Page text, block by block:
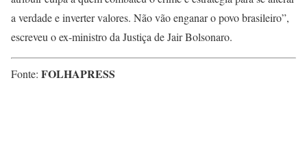
a verdade e inverter valores. Não vão enganar o povo brasileiro”,
escreveu o ex-ministro da Justiça de Jair Bolsonaro.
Fonte: FOLHAPRESS